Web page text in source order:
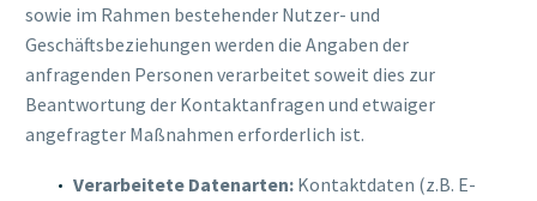
sowie im Rahmen bestehender Nutzer- und
Geschäftsbeziehungen werden die Angaben der
anfragenden Personen verarbeitet soweit dies zur
Beantwortung der Kontaktanfragen und etwaiger
angefragter Maßnahmen erforderlich ist.
Verarbeitete Datenarten: Kontaktdaten (z.B. E-